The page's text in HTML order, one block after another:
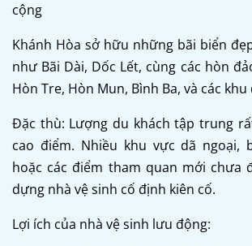
cộng
Khánh Hòa sở hữu những bãi biển
như Bãi Dài, Dốc Lết, cùng các hòn
Hòn Tre, Hòn Mun, Bình Ba, và các
Đặc thù: Lượng du khách tập trung
cao điểm. Nhiều khu vực dã ngoại,
hoặc các điểm tham quan mới chưa
dựng nhà vệ sinh cố định kiên cố.
Lợi ích của nhà vệ sinh lưu động: